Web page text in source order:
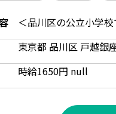
時給1650円 null